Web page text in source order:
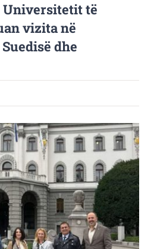
Universitetit të
vizita në
dhe